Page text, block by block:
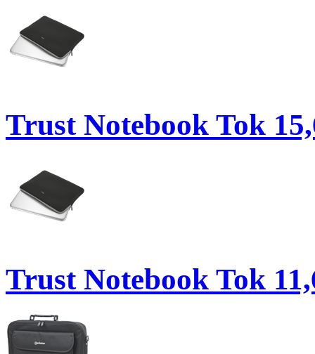
Trust Notebook Tok
Trust Notebook Tok